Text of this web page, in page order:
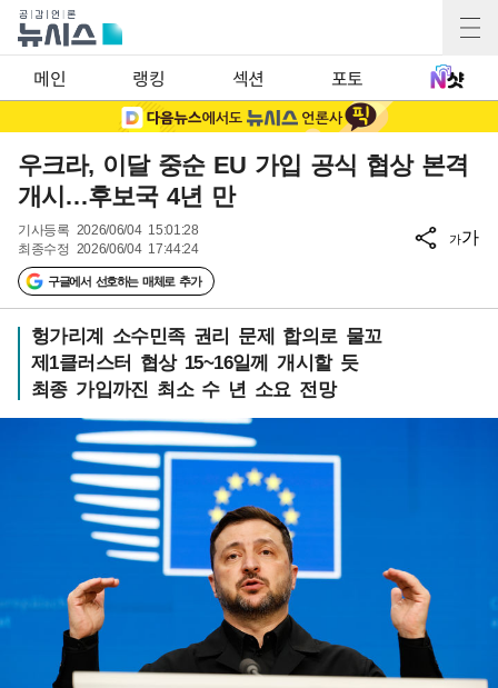
메인 랭킹 섹션 포토
우크라, 이달 중순 EU 가입 공식 협상 본격
개시…후보국 4년 만
기사등록 2026/06/04 15:01:28
최종수정 2026/06/04 17:44:24
구글에서 선호하는 매체로 추가
가가
헝가리계 소수민족 권리 문제 합의로 물꼬
제1클러스터 협상 15~16일께 개시할 듯
최종 가입까진 최소 수 년 소요 전망